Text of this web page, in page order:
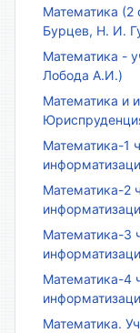
Математика
Бурцев, Н. И.
Математика -
Лобода А.И.)
Математика и
Математика-1
Математика-2
Математика-3
Математика-4
Математика.